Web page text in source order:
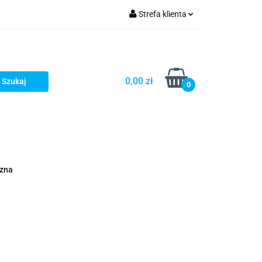
Strefa klienta
Dodaj zgłoszenie
0,00 zł 0